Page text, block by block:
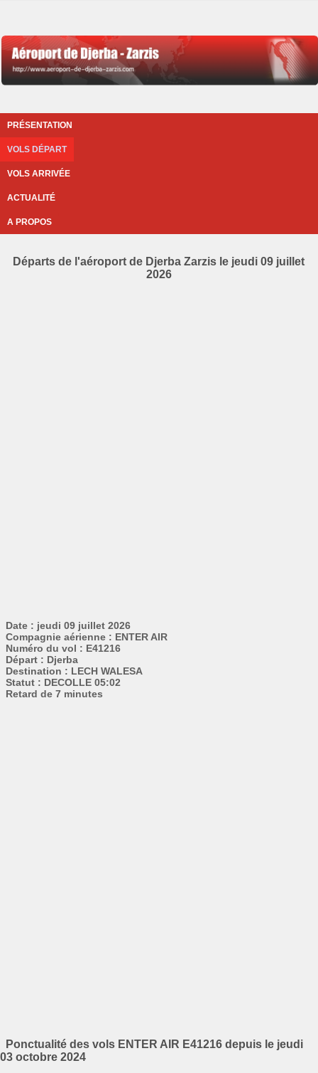
PRÉSENTATION
VOLS DÉPART
VOLS ARRIVÉE
ACTUALITÉ
A PROPOS
Départs de l'aéroport de Djerba Zarzis le jeudi 09 juillet
2026
Date : jeudi 09 juillet 2026
Compagnie aérienne : ENTER AIR
Numéro du vol : E41216
Départ : Djerba
Destination : LECH WALESA
Statut : DECOLLE 05:02
Retard de 7 minutes
Ponctualité des vols ENTER AIR E41216 depuis le jeudi
03 octobre 2024